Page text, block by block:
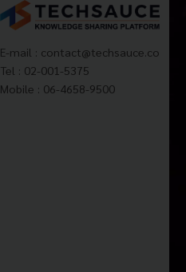
E-mail : contact@techsauce.co
Tel : 02-001-5375
Mobile : 06-4658-9500